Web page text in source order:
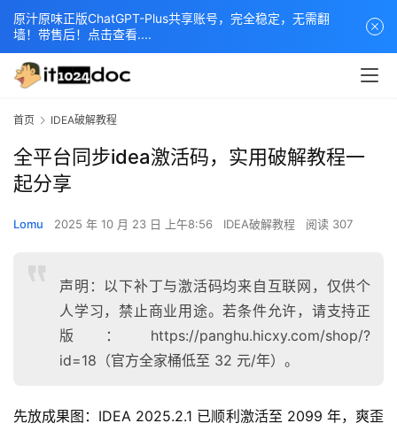
首页 IDEA破解教程
全平台同步idea激活码，实用破解教程一
起分享
Lomu 2025 年 10 月 23 日 上午8:56 IDEA破解教程 阅读 307
声明：以下补丁与激活码均来自互联网，仅供个
人学习，禁止商业用途。若条件允许，请支持正
版：https://panghu.hicxy.com/shop/?
id=18（官方全家桶低至 32 元/年）。
先放成果图：IDEA 2025.2.1 已顺利激活至 2099 年，爽歪
原汁原味正版ChatGPT-Plus共享账号，完全稳定，无需翻
墙！带售后！点击查看....